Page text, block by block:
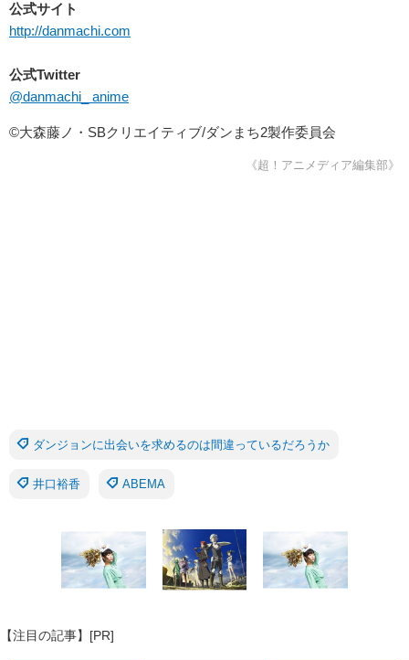
公式サイト
http://danmachi.com
公式Twitter
@danmachi_ anime
©大森藤ノ・SBクリエイティブ/ダンまち2製作委員会
《超！アニメディア編集部》
ダンジョンに出会いを求めるのは間違っているだろうか
井口裕香 ABEMA
【注目の記事】[PR]